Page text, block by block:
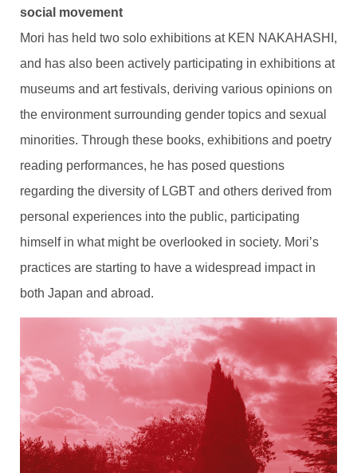
social movement
Mori has held two solo exhibitions at KEN NAKAHASHI,
and has also been actively participating in exhibitions at
museums and art festivals, deriving various opinions on
the environment surrounding gender topics and sexual
minorities. Through these books, exhibitions and poetry
reading performances, he has posed questions
regarding the diversity of LGBT and others derived from
personal experiences into the public, participating
himself in what might be overlooked in society. Mori’s
practices are starting to have a widespread impact in
both Japan and abroad.